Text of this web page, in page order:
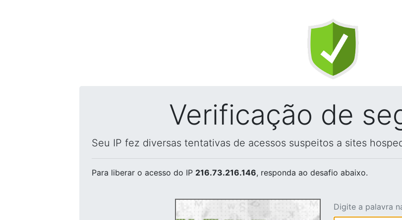
Verificação de
Seu IP fez diversas tentativas de acessos suspeitos a sites
Para liberar o acesso do IP 216.73.216.146, responda ao desafio abaixo.
Digite a palavra